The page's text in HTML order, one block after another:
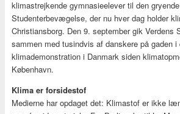
klimastrejkende gymnasieelever til den
Studenterbevægelse, der nu hver dag holder
Christiansborg. Den 9. september gik Verdens
sammen med tusindvis af danskere på gaden i
klimademonstration i Danmark siden
København.
Klima er forsidestof
Medierne har opdaget det: Klimastof er ikke